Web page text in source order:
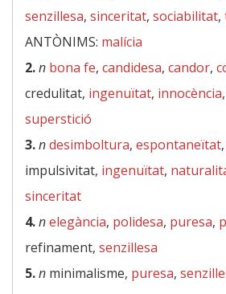
senzillesa, sinceritat, sociabilitat,
ANTÒNIMS: malícia
2.n bona fe, candidesa, candor,
credulitat, ingenuïtat, innocència,
superstició
3.ndesimboltura, espontaneïtat,
impulsivitat, ingenuïtat,
sinceritat
4.nelegància, polidesa, puresa,
refinament, senzillesa
5.n minimalisme, puresa,